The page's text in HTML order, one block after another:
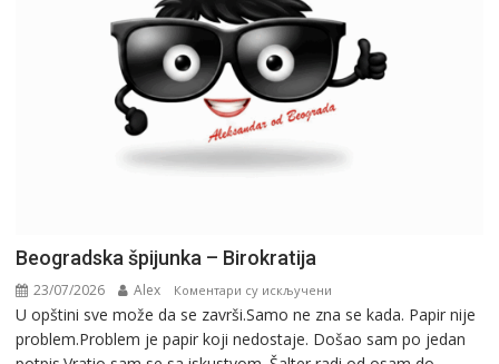
Beogradska špijunka – Birokratija
23/07/2026 Alex Коментари су искључени
Beogradska
špijunka
U opštini sve može da se završi.Samo ne zna se kada. Papir nije
problem.Problem je papir koji nedostaje. Došao sam po jedan